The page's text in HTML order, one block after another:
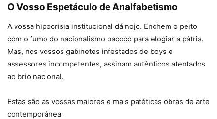
O Vosso Espetáculo de Analfabetismo
A vossa hipocrisia institucional dá nojo. Enchem o peito
com o fumo do nacionalismo bacoco para elogiar a pátria.
Mas, nos vossos gabinetes infestados de boys e
assessores incompetentes, assinam autênticos atentados
ao brio nacional.
Estas são as vossas maiores e mais patéticas obras de arte
contemporânea: